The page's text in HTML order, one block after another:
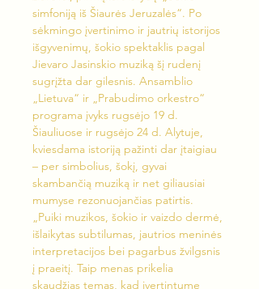
simfoniją iš Šiaurės Jeruzalės“. Po
sėkmingo įvertinimo ir jautrių istorijos
išgyvenimų, šokio spektaklis pagal
Jievaro Jasinskio muziką šį rudenį
sugrįžta dar gilesnis. Ansamblio
„Lietuva“ ir „Prabudimo orkestro“
programa įvyks rugsėjo 19 d.
Šiauliuose ir rugsėjo 24 d. Alytuje,
kviesdama istoriją pažinti dar įtaigiau
– per simbolius, šokį, gyvai
skambančią muziką ir net giliausiai
mumyse rezonuojančias patirtis.
„Puiki muzikos, šokio ir vaizdo dermė,
išlaikytas subtilumas, jautrios meninės
interpretacijos bei pagarbus žvilgsnis
į praeitį. Taip menas prikelia
skaudžias temas, kad įvertintume